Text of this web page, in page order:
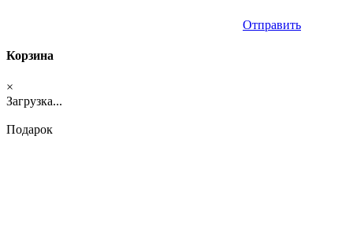
Отправить
Корзина
×
Загрузка...
Подарок